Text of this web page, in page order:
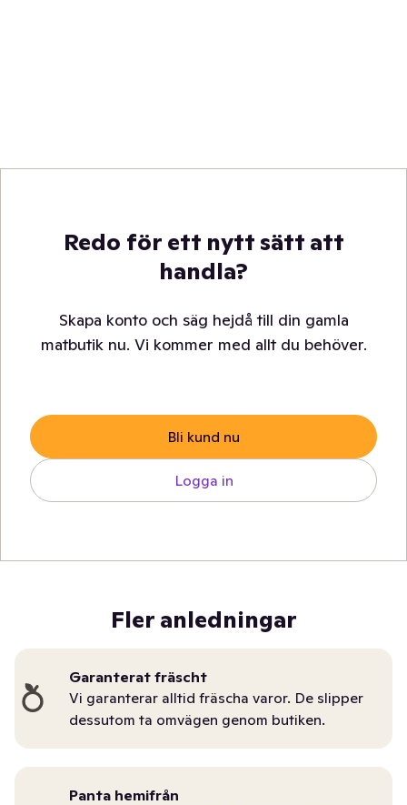
Redo för ett nytt sätt att
handla?
Skapa konto och säg hejdå till din gamla
matbutik nu. Vi kommer med allt du behöver.
Bli kund nu
Logga in
Fler anledningar
Garanterat fräscht
Vi garanterar alltid fräscha varor. De slipper
dessutom ta omvägen genom butiken.
Panta hemifrån